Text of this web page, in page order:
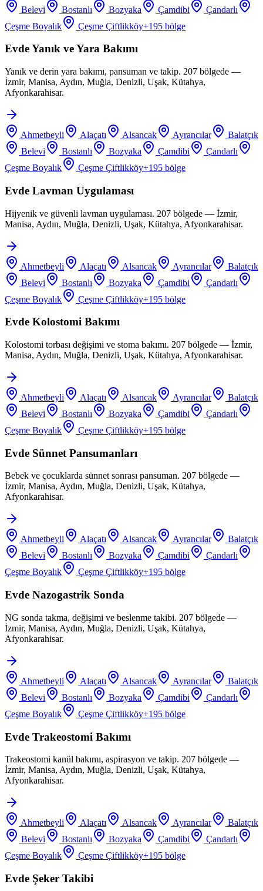
Belevi Bostanlı Bozyaka Çamdibi
Çandarlı
Çeşme Boyalık
Çeşme Çiftlikköy+195 bölge
Evde Yanık ve Yara Bakımı
Yanık ve derin yara bakımı, pansuman ve takip. 207 bölgede —
İzmir, Manisa, Aydın, Muğla, Denizli, Uşak, Kütahya,
Afyonkarahisar.
Ahmetbeyli Alaçatı Alsancak Ayrancılar
Balatçık
Belevi
Bostanlı Bozyaka Çamdibi
Çandarlı
Çeşme Boyalık
Çeşme Çiftlikköy+195 bölge
Evde Lavman Uygulaması
Hijyenik ve güvenli lavman uygulaması. 207 bölgede — İzmir,
Manisa, Aydın, Muğla, Denizli, Uşak, Kütahya, Afyonkarahisar.
Ahmetbeyli Alaçatı Alsancak Ayrancılar
Balatçık
Belevi
Bostanlı Bozyaka Çamdibi
Çandarlı
Çeşme Boyalık
Çeşme Çiftlikköy+195 bölge
Evde Kolostomi Bakımı
Kolostomi torbası değişimi ve stoma bakımı. 207 bölgede — İzmir,
Manisa, Aydın, Muğla, Denizli, Uşak, Kütahya, Afyonkarahisar.
Ahmetbeyli Alaçatı Alsancak Ayrancılar
Balatçık
Belevi
Bostanlı Bozyaka Çamdibi
Çandarlı
Çeşme Boyalık
Çeşme Çiftlikköy+195 bölge
Evde Sünnet Pansumanları
Bebek ve çocuklarda sünnet sonrası pansuman. 207 bölgede —
İzmir, Manisa, Aydın, Muğla, Denizli, Uşak, Kütahya,
Afyonkarahisar.
Ahmetbeyli Alaçatı Alsancak Ayrancılar
Balatçık
Belevi
Bostanlı Bozyaka Çamdibi
Çandarlı
Çeşme Boyalık
Çeşme Çiftlikköy+195 bölge
Evde Nazogastrik Sonda
NG sonda takma, değişimi ve beslenme takibi. 207 bölgede —
İzmir, Manisa, Aydın, Muğla, Denizli, Uşak, Kütahya,
Afyonkarahisar.
Ahmetbeyli Alaçatı Alsancak Ayrancılar
Balatçık
Belevi
Bostanlı Bozyaka Çamdibi
Çandarlı
Çeşme Boyalık
Çeşme Çiftlikköy+195 bölge
Evde Trakeostomi Bakımı
Trakeostomi kanül bakımı, aspirasyon ve takip. 207 bölgede —
İzmir, Manisa, Aydın, Muğla, Denizli, Uşak, Kütahya,
Afyonkarahisar.
Ahmetbeyli Alaçatı Alsancak Ayrancılar
Balatçık
Belevi
Bostanlı Bozyaka Çamdibi
Çandarlı
Çeşme Boyalık
Çeşme Çiftlikköy+195 bölge
Evde Şeker Takibi